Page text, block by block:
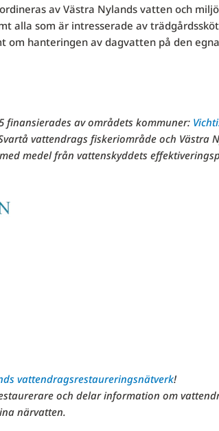
av Västra Nylands vatten och
alla som är intresserade av
om hanteringen av dagvatten på den
finansierades av områdets kommuner:
vattendrags fiskeriområde och Västra
medel från vattenskyddets
vattendragsrestaureringsnätverk!
och delar information om
närvatten.